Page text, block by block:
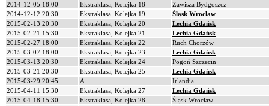
2014-12-05 18:00
Ekstraklasa, Kolejka 18
Zawisza Bydgoszcz
2014-12-12 20:30
Ekstraklasa, Kolejka 19
Śląsk Wrocław
2015-02-13 20:30
Ekstraklasa, Kolejka 20
Lechia Gdańsk
2015-02-21 15:30
Ekstraklasa, Kolejka 21
Lechia Gdańsk
2015-02-27 18:00
Ekstraklasa, Kolejka 22
Ruch Chorzów
2015-03-07 18:00
Ekstraklasa, Kolejka 23
Lechia Gdańsk
2015-03-13 20:30
Ekstraklasa, Kolejka 24
Pogoń Szczecin
2015-03-21 20:30
Ekstraklasa, Kolejka 25
Lechia Gdańsk
2015-03-29 20:45
A
Irlandia
2015-04-11 15:30
Ekstraklasa, Kolejka 27
Lechia Gdańsk
2015-04-18 15:30
Ekstraklasa, Kolejka 28
Śląsk Wrocław